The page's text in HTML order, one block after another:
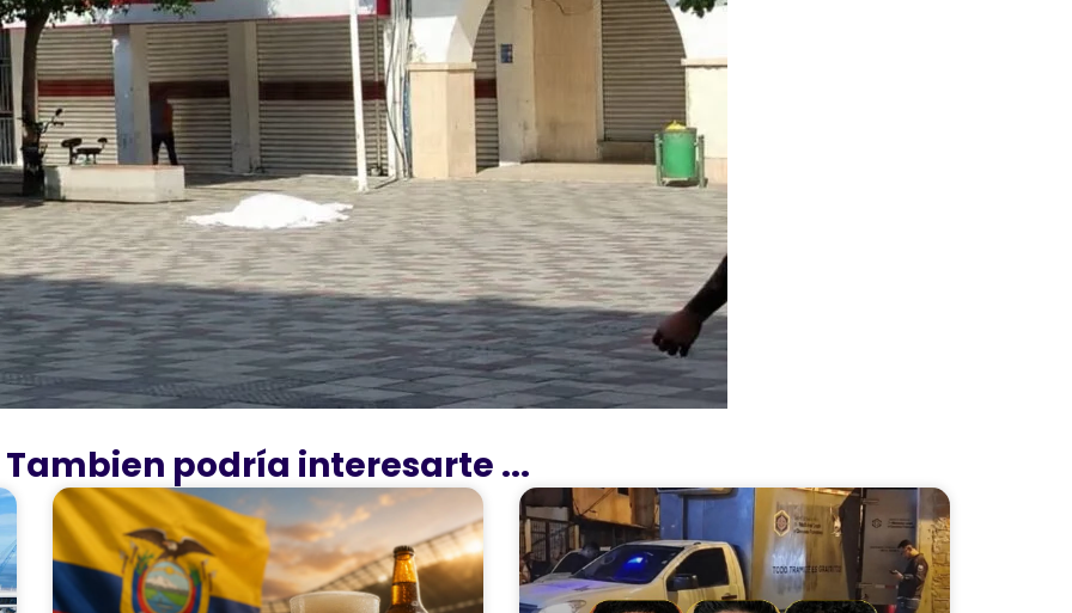
Tambien podría interesarte ...